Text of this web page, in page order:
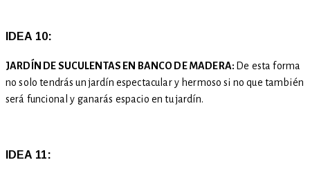
IDEA 10:
JARDÍN DE SUCULENTAS EN BANCO DE MADERA: De esta forma
no solo tendrás un jardín espectacular y hermoso si no que también
será funcional y ganarás espacio en tu jardín.
IDEA 11: